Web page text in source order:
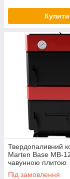
Купити
Твердопаливний
Marten Base MB-
чавунною плитою
Під замовлення